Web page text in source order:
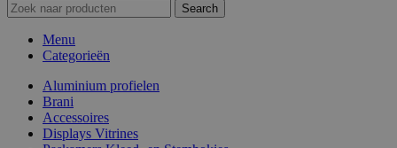
Search
Menu
Categorieën
Aluminium profielen
Brani
Accessoires
Displays Vitrines